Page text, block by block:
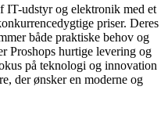
IT-udstyr og elektronik med et
priser. Deres
både praktiske behov og
Proshops hurtige levering og
på teknologi og innovation
der ønsker en moderne og